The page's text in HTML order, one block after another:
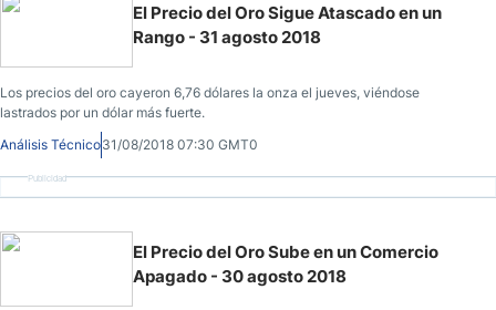
El Precio del Oro Sigue Atascado en un
Rango - 31 agosto 2018
Los precios del oro cayeron 6,76 dólares la onza el jueves, viéndose
lastrados por un dólar más fuerte.
Análisis Técnico31/08/2018 07:30 GMT0
Publicidad
El Precio del Oro Sube en un Comercio
Apagado - 30 agosto 2018